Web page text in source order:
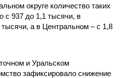
округе количество таких
с 937 до 1,1 тысячи, в
а в Центральном – с 1,8
и Уральском
зафиксировало снижение